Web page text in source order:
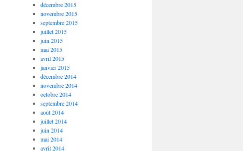
décembre 2015
novembre 2015
septembre 2015
juillet 2015
juin 2015
mai 2015
avril 2015
janvier 2015
décembre 2014
novembre 2014
octobre 2014
septembre 2014
août 2014
juillet 2014
juin 2014
mai 2014
avril 2014